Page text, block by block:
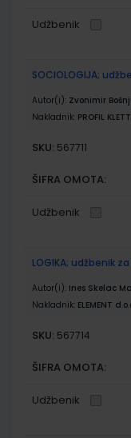
Udžbenik
SOCIOLOGIJA;
Autor(i): Zvonimir
Nakladnik: PROFIL
SKU: 567711
ŠIFRA OMOTA:
Udžbenik
LOGIKA; udžbenik
Autor(i): Ines Skelac
Nakladnik: ELEMENT
SKU: 567714
ŠIFRA OMOTA:
Udžbenik